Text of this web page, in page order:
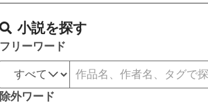
小説を探す
フリーワード
除外ワード